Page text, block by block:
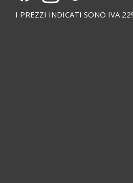
I PREZZI INDICATI SONO IVA